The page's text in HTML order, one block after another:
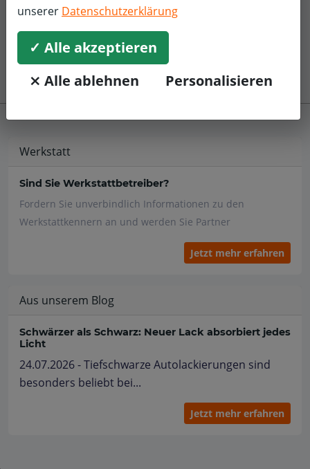
Werkstatt
Sind Sie Werkstattbetreiber?
Fordern Sie unverbindlich Informationen zu den
Werkstattkennern an und werden Sie Partner
Jetzt mehr erfahren
Aus unserem Blog
Schwärzer als Schwarz: Neuer Lack absorbiert jedes
Licht
24.07.2026 - Tiefschwarze Autolackierungen sind
besonders beliebt bei...
Jetzt mehr erfahren
unserer Datenschutzerklärung
✓ Alle akzeptieren
⨯ Alle ablehnen
Personalisieren